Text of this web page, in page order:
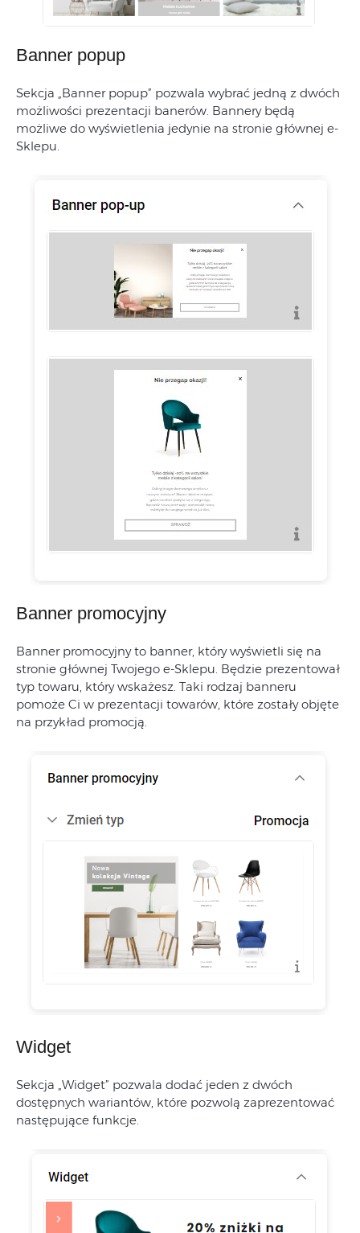
Banner popup
Sekcja „Banner popup” pozwala wybrać jedną z dwóch
możliwości prezentacji banerów. Bannery będą
możliwe do wyświetlenia jedynie na stronie głównej e-
Sklepu.
Banner promocyjny
Banner promocyjny to banner, który wyświetli się na
stronie głównej Twojego e-Sklepu. Będzie prezentował
typ towaru, który wskażesz. Taki rodzaj banneru
pomoże Ci w prezentacji towarów, które zostały objęte
na przykład promocją.
Widget
Sekcja „Widget” pozwala dodać jeden z dwóch
dostępnych wariantów, które pozwolą zaprezentować
następujące funkcje.